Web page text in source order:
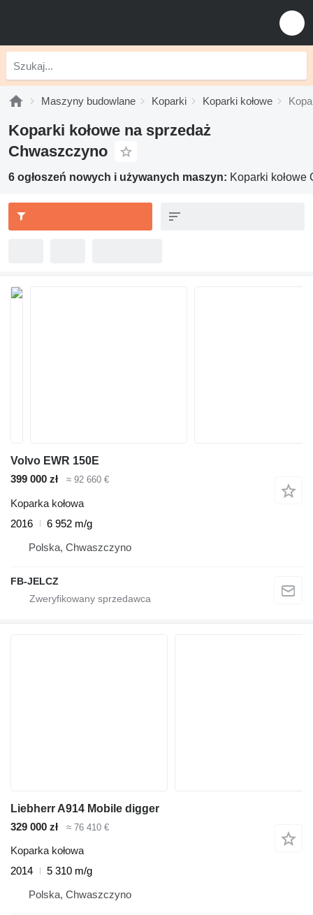
Maszyny budowlane Koparki Koparki kołowe
Koparki kołowe na sprzedaż
Chwaszczyno
6 ogłoszeń nowych i używanych maszyn: Koparki kołowe
Volvo EWR 150E
399 000 zł
≈ 92 660 €
Koparka kołowa
2016
6 952 m/g
Polska, Chwaszczyno
FB-JELCZ
Liebherr A914 Mobile digger
329 000 zł
≈ 76 410 €
Koparka kołowa
2014
5 310 m/g
Polska, Chwaszczyno